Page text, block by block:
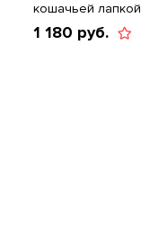
кошачьей лапкой
1 180 руб.